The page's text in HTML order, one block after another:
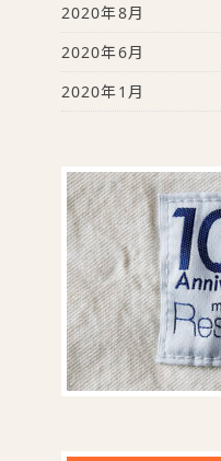
2020年8月
2020年6月
2020年1月